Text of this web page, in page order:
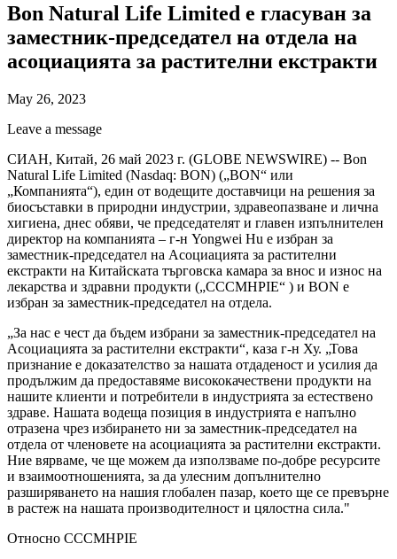
Bon Natural Life Limited е гласуван за
заместник-председател на отдела на
асоциацията за растителни екстракти
May 26, 2023
Leave a message
СИАН, Китай, 26 май 2023 г. (GLOBE NEWSWIRE) -- Bon
Natural Life Limited (Nasdaq: BON) („BON“ или
„Компанията“), един от водещите доставчици на решения за
биосъставки в природни индустрии, здравеопазване и лична
хигиена, днес обяви, че председателят и главен изпълнителен
директор на компанията – г-н Yongwei Hu е избран за
заместник-председател на Асоциацията за растителни
екстракти на Китайската търговска камара за внос и износ на
лекарства и здравни продукти („CCCMHPIE“ ) и BON е
избран за заместник-председател на отдела.
„За нас е чест да бъдем избрани за заместник-председател на
Асоциацията за растителни екстракти“, каза г-н Ху. „Това
признание е доказателство за нашата отдаденост и усилия да
продължим да предоставяме висококачествени продукти на
нашите клиенти и потребители в индустрията за естествено
здраве. Нашата водеща позиция в индустрията е напълно
отразена чрез избирането ни за заместник-председател на
отдела от членовете на асоциацията за растителни екстракти.
Ние вярваме, че ще можем да използваме по-добре ресурсите
и взаимоотношенията, за да улесним допълнително
разширяването на нашия глобален пазар, което ще се превърне
в растеж на нашата производителност и цялостна сила."
Относно CCCMHPIE